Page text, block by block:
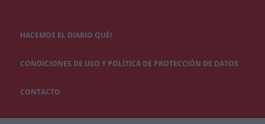
HACEMOS EL DIARIO QUÉ!
CONDICIONES DE USO Y POLÍTICA DE PROTECCIÓN DE DATOS
CONTACTO